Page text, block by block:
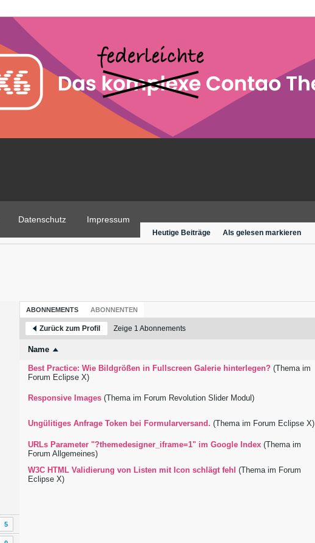
Datenschutz Impressum
Heutige Beiträge Als gelesen markieren
5
ABONNEMENTS ABONNENTEN
Zurück zum Profil Zeige 1 Abonnements
Name
Best Practice: Wie Bildgrößen in Fullscreen Galerie hinterlegen? (Thema im
Forum Eclipse X)
Responsive Images (Thema im Forum Revolution Slider Modul )
Ungülitiges Anfrage Token bei Formularversand. (Thema im Forum Eclipse X)
URLs Parameter "?themedesigner_iframe=1" im Google Index (Thema im
Forum Allgemeines)
W3C HTML Validierung von Listen mit Icon schlägt fehl (Thema im Forum
Eclipse X)